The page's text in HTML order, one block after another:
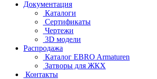
Документация
Каталоги
Сертификаты
Чертежи
3D модели
Распродажа
Каталог EBRO Armaturen
Затворы для ЖКХ
Контакты